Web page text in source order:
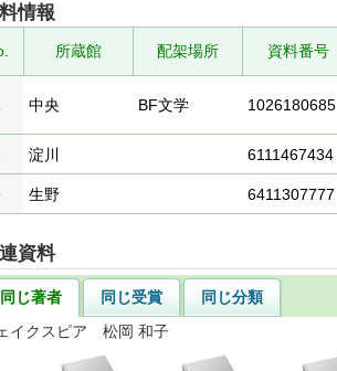
情報
所蔵館 配架場所 資料番号
中央 BF文学 1026180685
淀川 6111467434
生野 6411307777
資料
同じ著者 同じ受賞
同じ分類
イクスピア 松岡 和子